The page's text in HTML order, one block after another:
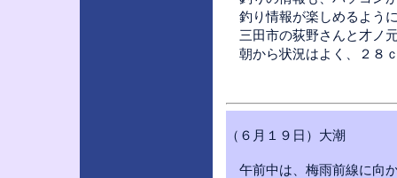
釣り情報が楽しめるよう
三田市の荻野さんと才ノ
朝から状況はよく、２８
（６月１９日）大潮
午前中は、梅雨前線に向